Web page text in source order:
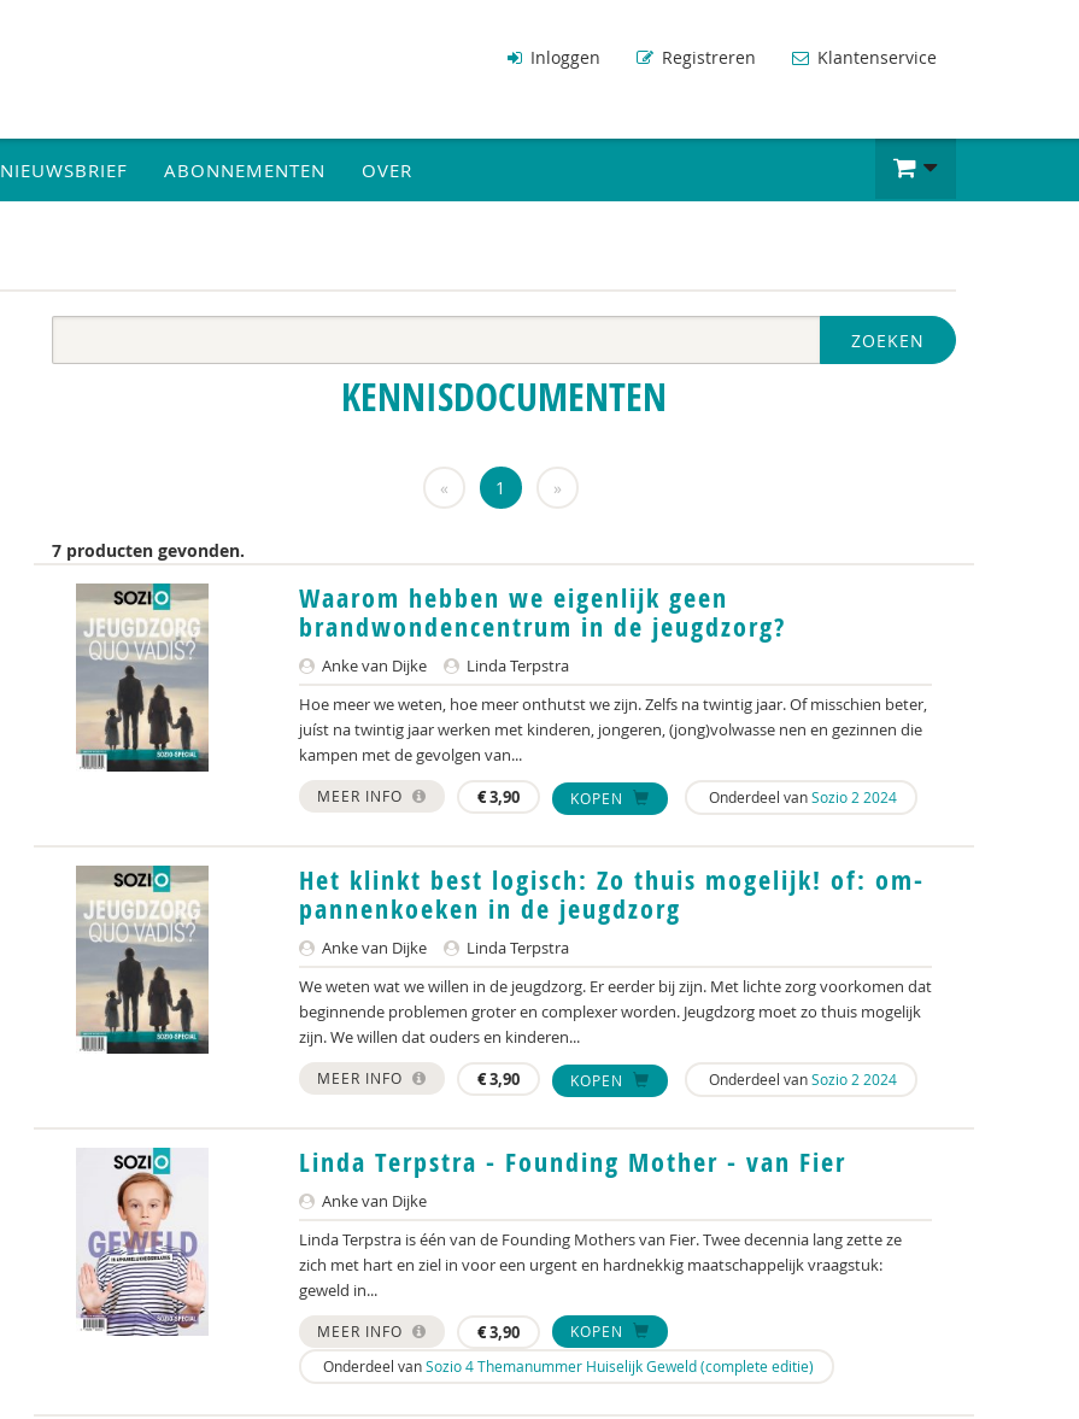
Inloggen Registreren Klantenservice
NIEUWSBRIEF ABONNEMENTEN OVER
ZOEKEN
KENNISDOCUMENTEN
« 1 »
7 producten gevonden.
Waarom hebben we eigenlijk geen
brandwondencentrum in de jeugdzorg?
Anke van Dijke
Linda Terpstra
Hoe meer we weten, hoe meer onthutst we zijn. Zelfs na twintig jaar. Of misschien beter,
juíst na twintig jaar werken met kinderen, jongeren, (jong)volwasse nen en gezinnen die
kampen met de gevolgen van...
MEER INFO €3,90 KOPEN Onderdeel vanSozio 2 2024
Het klinkt best logisch: Zo thuis mogelijk! of: om-
pannenkoeken in de jeugdzorg
Anke van Dijke
Linda Terpstra
We weten wat we willen in de jeugdzorg. Er eerder bij zijn. Met lichte zorg voorkomen dat
beginnende problemen groter en complexer worden. Jeugdzorg moet zo thuis mogelijk
zijn. We willen dat ouders en kinderen...
MEER INFO €3,90 KOPEN Onderdeel vanSozio 2 2024
Linda Terpstra - Founding Mother - van Fier
Anke van Dijke
Linda Terpstra is één van de Founding Mothers van Fier. Twee decennia lang zette ze
zich met hart en ziel in voor een urgent en hardnekkig maatschappelijk vraagstuk:
geweld in...
MEER INFO €3,90
KOPEN
Onderdeel vanSozio 4 Themanummer Huiselijk Geweld (complete editie)